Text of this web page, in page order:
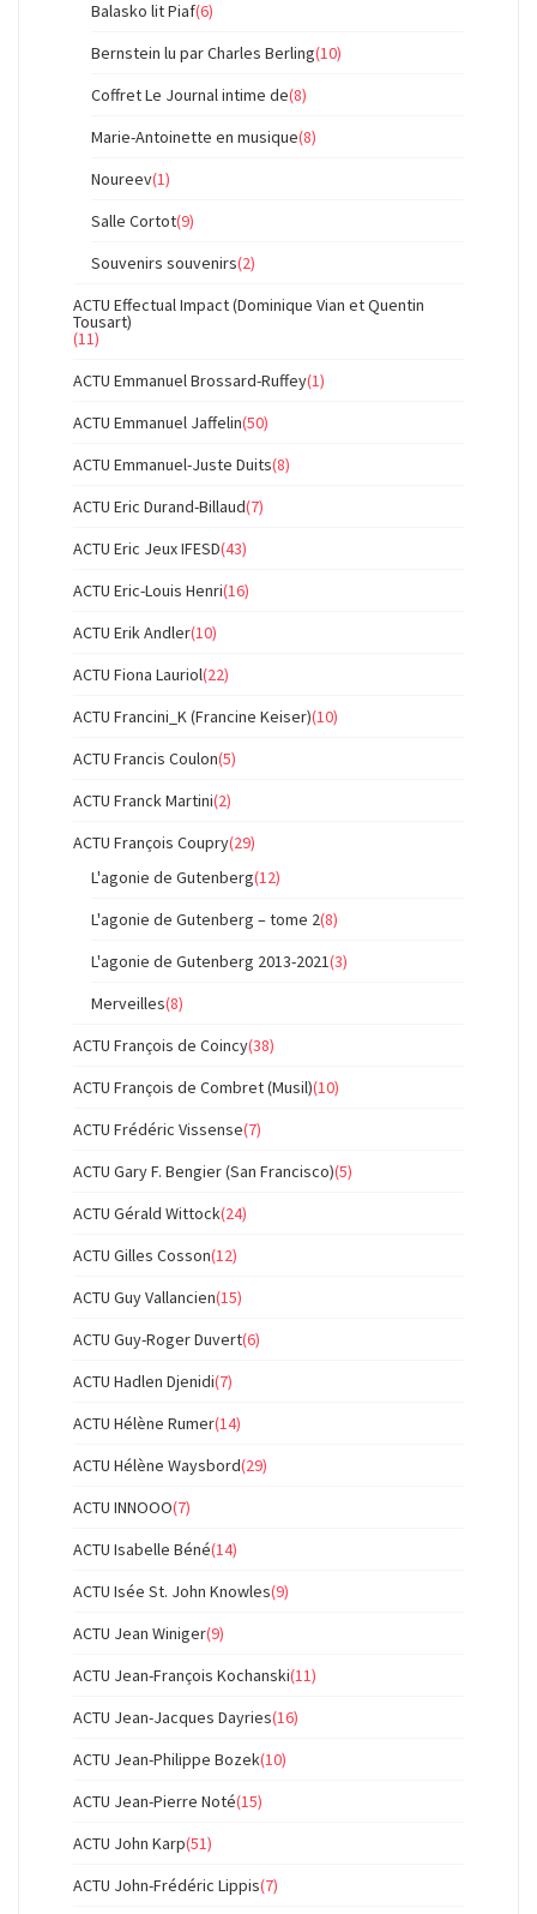
Balasko lit Piaf(6)
Bernstein lu par Charles Berling(10)
Coffret Le Journal intime de(8)
Marie-Antoinette en musique(8)
Noureev(1)
Salle Cortot(9)
Souvenirs souvenirs(2)
ACTU Effectual Impact (Dominique Vian et Quentin
Tousart)
(11)
ACTU Emmanuel Brossard-Ruffey(1)
ACTU Emmanuel Jaffelin(50)
ACTU Emmanuel-Juste Duits(8)
ACTU Eric Durand-Billaud(7)
ACTU Eric Jeux IFESD(43)
ACTU Eric-Louis Henri(16)
ACTU Erik Andler(10)
ACTU Fiona Lauriol(22)
ACTU Francini_K (Francine Keiser)(10)
ACTU Francis Coulon(5)
ACTU Franck Martini(2)
ACTU François Coupry(29)
L'agonie de Gutenberg(12)
L'agonie de Gutenberg – tome 2(8)
L'agonie de Gutenberg 2013-2021(3)
Merveilles(8)
ACTU François de Coincy(38)
ACTU François de Combret (Musil)(10)
ACTU Frédéric Vissense(7)
ACTU Gary F. Bengier (San Francisco)(5)
ACTU Gérald Wittock(24)
ACTU Gilles Cosson(12)
ACTU Guy Vallancien(15)
ACTU Guy-Roger Duvert(6)
ACTU Hadlen Djenidi(7)
ACTU Hélène Rumer(14)
ACTU Hélène Waysbord(29)
ACTU INNOOO(7)
ACTU Isabelle Béné(14)
ACTU Isée St. John Knowles(9)
ACTU Jean Winiger(9)
ACTU Jean-François Kochanski(11)
ACTU Jean-Jacques Dayries(16)
ACTU Jean-Philippe Bozek(10)
ACTU Jean-Pierre Noté(15)
ACTU John Karp(51)
ACTU John-Frédéric Lippis(7)